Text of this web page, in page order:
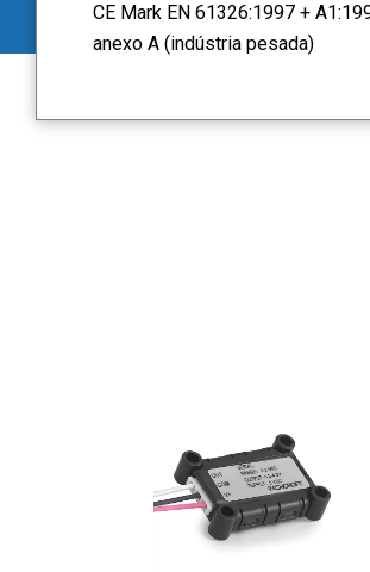
CE Mark EN 61326:1997 +
anexo A (indústria pesada)